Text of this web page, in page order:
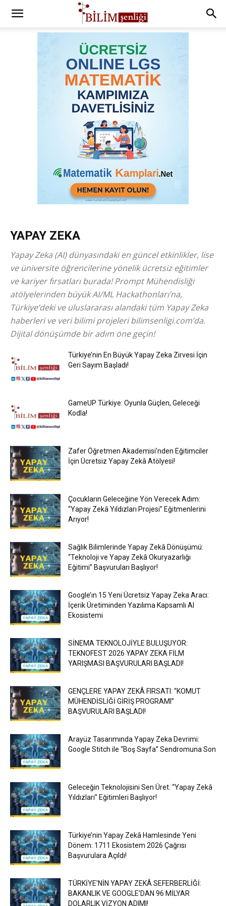
YAPAY ZEKA
Yapay Zeka (AI) dünyasındaki en güncel etkinlikler, lise
ve üniversite öğrencilerine yönelik ücretsiz eğitimler
ve kariyer fırsatları burada! Prompt Mühendisliği
atölyelerinden büyük AI/ML Hackathonları’na,
Türkiye’deki ve uluslararası alandaki tüm Yapay Zeka
haberleri ve veri bilimi projeleri bilimsenligi.com’da.
Dijital dönüşümde bir adım öne geçin!
Türkiye’nin En Büyük Yapay Zeka Zirvesi İçin
Geri Sayım Başladı!
GameUP Türkiye: Oyunla Güçlen, Geleceği
Kodla!
Zafer Öğretmen Akademisi’nden Eğitimciler
İçin Ücretsiz Yapay Zekâ Atölyesi!
Çocukların Geleceğine Yön Verecek Adım:
“Yapay Zekâ Yıldızları Projesi” Eğitmenlerini
Arıyor!
Sağlık Bilimlerinde Yapay Zekâ Dönüşümü:
“Teknoloji ve Yapay Zekâ Okuryazarlığı
Eğitimi” Başvuruları Başlıyor!
Google’ın 15 Yeni Ücretsiz Yapay Zeka Aracı:
İçerik Üretiminden Yazılıma Kapsamlı AI
Ekosistemi
SİNEMA TEKNOLOJİYLE BULUŞUYOR:
TEKNOFEST 2026 YAPAY ZEKA FİLM
YARIŞMASI BAŞVURULARI BAŞLADI!
GENÇLERE YAPAY ZEKÂ FIRSATI: “KOMUT
MÜHENDİSLİĞİ GİRİŞ PROGRAMI”
BAŞVURULARI BAŞLADI!
Arayüz Tasarımında Yapay Zeka Devrimi:
Google Stitch ile “Boş Sayfa” Sendromuna Son
Geleceğin Teknolojisini Sen Üret: “Yapay Zekâ
Yıldızları” Eğitimleri Başlıyor!
Türkiye’nin Yapay Zekâ Hamlesinde Yeni
Dönem: 1711 Ekosistem 2026 Çağrısı
Başvurulara Açıldı!
TÜRKİYE’NİN YAPAY ZEKÂ SEFERBERLİĞİ:
BAKANLIK VE GOOGLE’DAN 96 MİLYAR
DOLARLIK VİZYON ADIMI!